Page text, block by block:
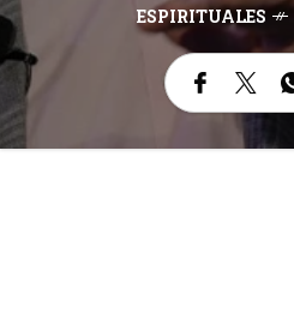
ESPIRITUALES